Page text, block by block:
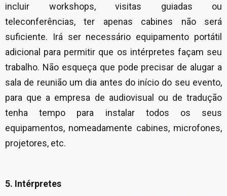
incluir workshops, visitas guiadas ou
teleconferências, ter apenas cabines não será
suficiente. Irá ser necessário equipamento portátil
adicional para permitir que os intérpretes façam seu
trabalho. Não esqueça que pode precisar de alugar a
sala de reunião um dia antes do início do seu evento,
para que a empresa de audiovisual ou de tradução
tenha tempo para instalar todos os seus
equipamentos, nomeadamente cabines, microfones,
projetores, etc.
5. Intérpretes